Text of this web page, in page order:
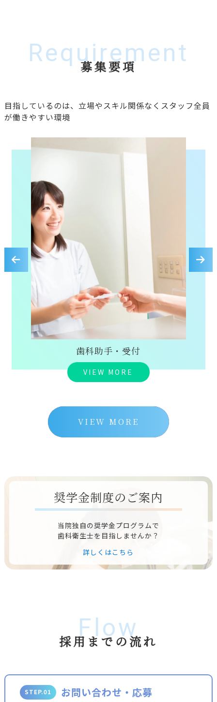
Requirement
募集要項
目指しているのは、 立場やスキル関係なくスタッフ全員
が働きやすい環境
歯科技工士
VIEW MORE
VIEW MORE
奨学金制度のご案内
当院独自の奨学金プログラムで
歯科衛生士を目指しませんか？
詳しくはこちら
Flow
採用までの流れ
STEP.01 お問い合わせ・応募